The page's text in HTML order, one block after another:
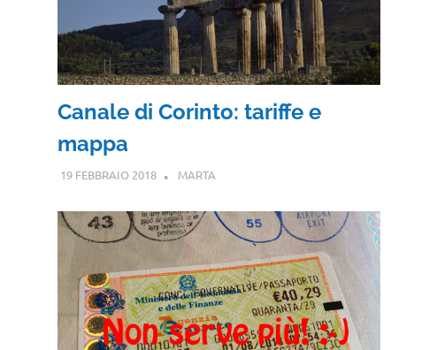
Canale di Corinto: tariffe e
mappa
19 FEBBRAIO 2018 MARTA